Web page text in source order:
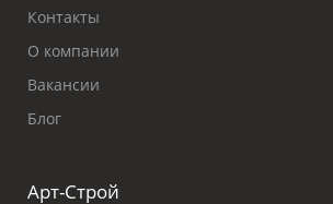
Контакты
О компании
Вакансии
Блог
Арт-Строй